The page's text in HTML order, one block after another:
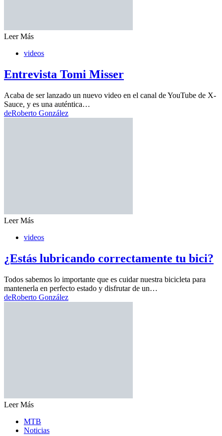
Leer Más
videos
Entrevista Tomi Misser
Acaba de ser lanzado un nuevo video en el canal de YouTube de X-
Sauce, y es una auténtica…
deRoberto González
Leer Más
videos
¿Estás lubricando correctamente tu bici?
Todos sabemos lo importante que es cuidar nuestra bicicleta para
mantenerla en perfecto estado y disfrutar de un…
deRoberto González
Leer Más
MTB
Noticias